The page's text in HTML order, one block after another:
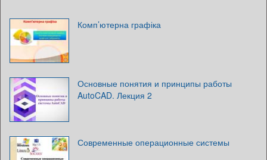
Комп’ютерна графіка
Основные понятия и принципы работы
AutoCAD. Лекция 2
Современные операционные системы